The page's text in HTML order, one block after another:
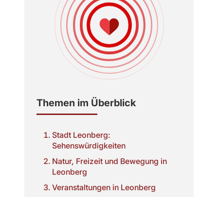
Themen im Überblick
Stadt Leonberg:
Sehenswürdigkeiten
Natur, Freizeit und Bewegung in
Leonberg
Veranstaltungen in Leonberg